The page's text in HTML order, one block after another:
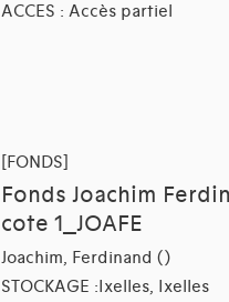
ACCES : Accès partiel
[FONDS]
Fonds Joachim
cote 1_JOAFE
Joachim, Ferdinand ()
STOCKAGE :Ixelles, Ixelles